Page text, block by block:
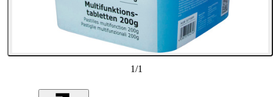
1/1